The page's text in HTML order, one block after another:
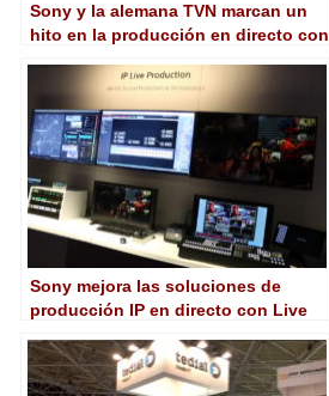
Sony y la alemana TVN marcan un
hito en la producción en directo con
Sony mejora las soluciones de
producción IP en directo con Live